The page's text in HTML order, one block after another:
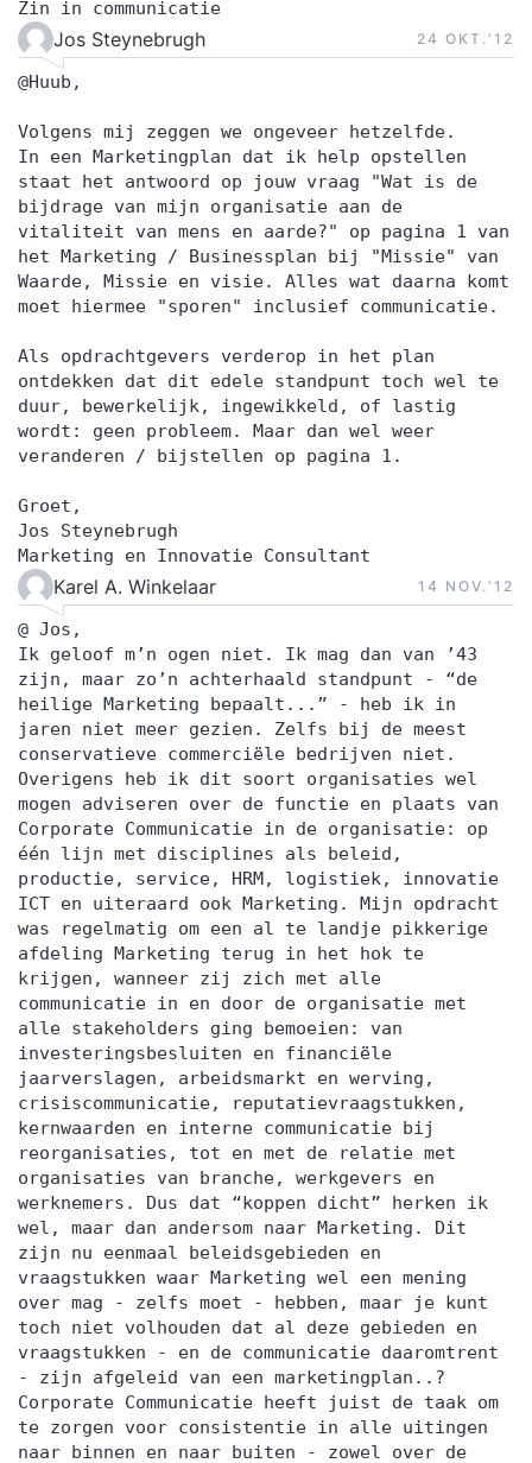
Zin in communicatie
Jos Steynebrugh 24 OKT.‘12
@Huub,
Volgens mij zeggen we ongeveer hetzelfde.
In een Marketingplan dat ik help opstellen
staat het antwoord op jouw vraag "Wat is de
bijdrage van mijn organisatie aan de
vitaliteit van mens en aarde?" op pagina 1 van
het Marketing / Businessplan bij "Missie" van
Waarde, Missie en visie. Alles wat daarna komt
moet hiermee "sporen" inclusief communicatie.
Als opdrachtgevers verderop in het plan
ontdekken dat dit edele standpunt toch wel te
duur, bewerkelijk, ingewikkeld, of lastig
wordt: geen probleem. Maar dan wel weer
veranderen / bijstellen op pagina 1.
Groet,
Jos Steynebrugh
Marketing en Innovatie Consultant
Karel A. Winkelaar 14 NOV.‘12
@ Jos,
Ik geloof m’n ogen niet. Ik mag dan van ’43
zijn, maar zo’n achterhaald standpunt - “de
heilige Marketing bepaalt...” - heb ik in
jaren niet meer gezien. Zelfs bij de meest
conservatieve commerciële bedrijven niet.
Overigens heb ik dit soort organisaties wel
mogen adviseren over de functie en plaats van
Corporate Communicatie in de organisatie: op
één lijn met disciplines als beleid,
productie, service, HRM, logistiek, innovatie
ICT en uiteraard ook Marketing. Mijn opdracht
was regelmatig om een al te landje pikkerige
afdeling Marketing terug in het hok te
krijgen, wanneer zij zich met alle
communicatie in en door de organisatie met
alle stakeholders ging bemoeien: van
investeringsbesluiten en financiële
jaarverslagen, arbeidsmarkt en werving,
crisiscommunicatie, reputatievraagstukken,
kernwaarden en interne communicatie bij
reorganisaties, tot en met de relatie met
organisaties van branche, werkgevers en
werknemers. Dus dat “koppen dicht” herken ik
wel, maar dan andersom naar Marketing. Dit
zijn nu eenmaal beleidsgebieden en
vraagstukken waar Marketing wel een mening
over mag - zelfs moet - hebben, maar je kunt
toch niet volhouden dat al deze gebieden en
vraagstukken - en de communicatie daaromtrent
- zijn afgeleid van een marketingplan..?
Corporate Communicatie heeft juist de taak om
te zorgen voor consistentie in alle uitingen
naar binnen en naar buiten - zowel over de